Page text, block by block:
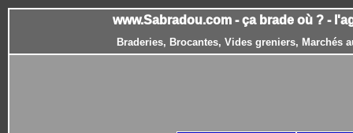
www.Sabradou.com - ça brade où ? -
Braderies, Brocantes, Vides greniers, Marchés